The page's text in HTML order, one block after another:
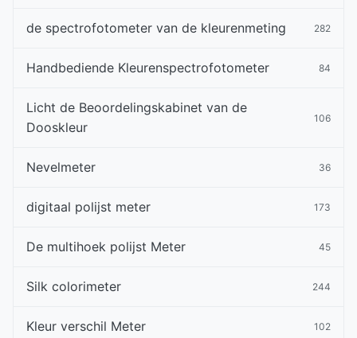
de spectrofotometer van de kleurenmeting 282
Handbediende Kleurenspectrofotometer 84
Licht de Beoordelingskabinet van de
Dooskleur
106
Nevelmeter 36
digitaal polijst meter 173
De multihoek polijst Meter 45
Silk colorimeter 244
Kleur verschil Meter 102